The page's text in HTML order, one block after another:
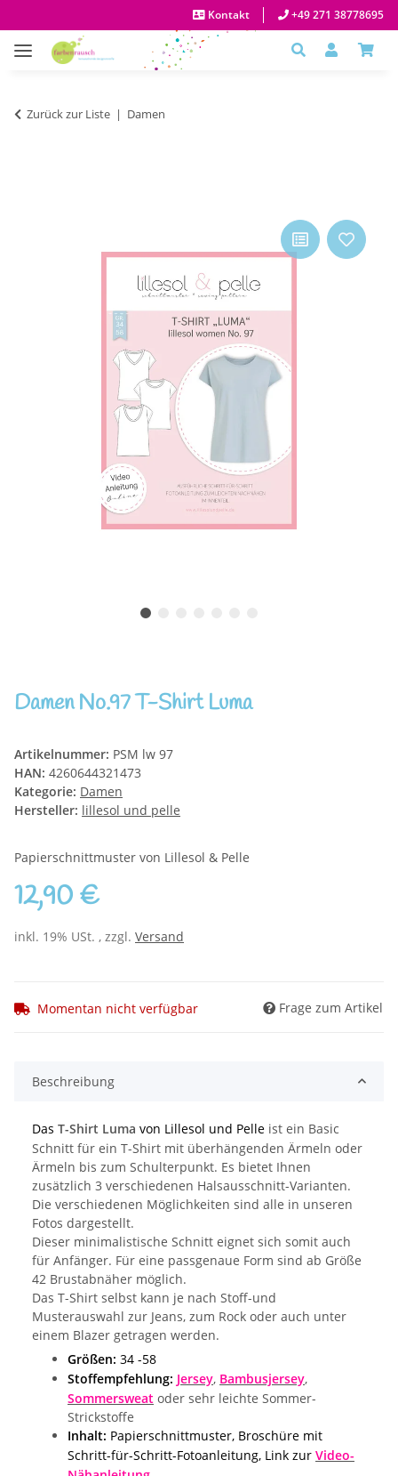
Kontakt +49 271 38778695
Zurück zur Liste Damen
Damen No.97 T-Shirt Luma
Artikelnummer: PSM lw 97
HAN: 4260644321473
Kategorie: Damen
Hersteller: lillesol und pelle
Papierschnittmuster von Lillesol & Pelle
12,90 €
inkl. 19% USt. , zzgl. Versand
Momentan nicht verfügbar Frage zum Artikel
Beschreibung
Das T-Shirt Luma von Lillesol und Pelle ist ein Basic
Schnitt für ein T-Shirt mit überhängenden Ärmeln oder
Ärmeln bis zum Schulterpunkt. Es bietet Ihnen
zusätzlich 3 verschiedenen Halsausschnitt-Varianten.
Die verschiedenen Möglichkeiten sind alle in unseren
Fotos dargestellt.
Dieser minimalistische Schnitt eignet sich somit auch
für Anfänger. Für eine passgenaue Form sind ab Größe
42 Brustabnäher möglich.
Das T-Shirt selbst kann je nach Stoff-und
Musterauswahl zur Jeans, zum Rock oder auch unter
einem Blazer getragen werden.
Größen: 34 -58
Stoffempfehlung: Jersey, Bambusjersey,
Sommersweat oder sehr leichte Sommer-
Strickstoffe
Inhalt: Papierschnittmuster, Broschüre mit
Schritt-für-Schritt-Fotoanleitung, Link zur Video-